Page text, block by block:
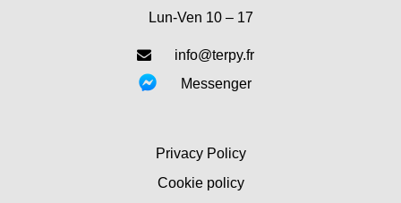
Lun-Ven 10 – 17
info@terpy.fr
Messenger
Privacy Policy
Cookie policy